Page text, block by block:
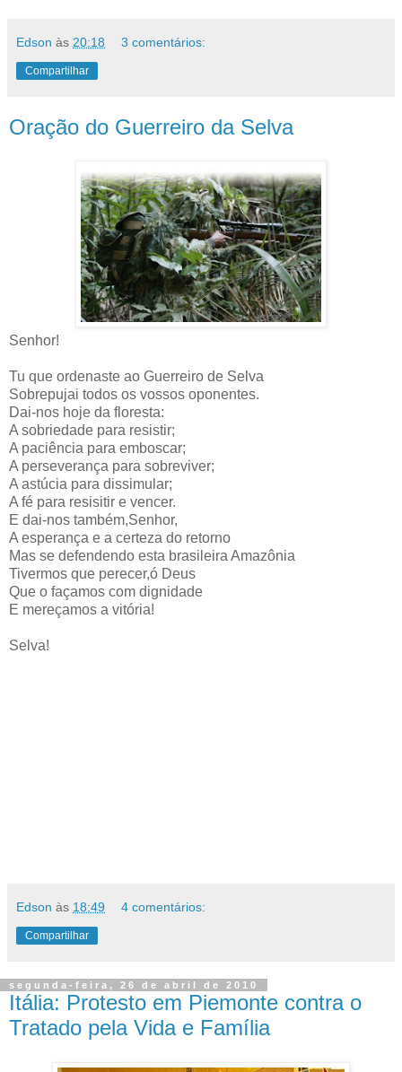
Edson às 20:18 3 comentários:
Compartilhar
Oração do Guerreiro da Selva
Senhor!
Tu que ordenaste ao Guerreiro de Selva
Sobrepujai todos os vossos oponentes.
Dai-nos hoje da floresta:
A sobriedade para resistir;
A paciência para emboscar;
A perseverança para sobreviver;
A astúcia para dissimular;
A fé para resisitir e vencer.
E dai-nos também,Senhor,
A esperança e a certeza do retorno
Mas se defendendo esta brasileira Amazônia
Tivermos que perecer,ó Deus
Que o façamos com dignidade
E mereçamos a vitória!
Selva!
Edson às 18:49 4 comentários:
Compartilhar
segunda-feira, 26 de abril de 2010
Itália: Protesto em Piemonte contra o
Tratado pela Vida e Família